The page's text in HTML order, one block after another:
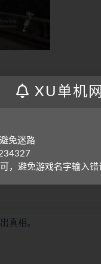
一时，如今其街道上却
格，以对抗凶恶的敌
真相。
XU单机网
免迷路
，避免游戏名字输入错